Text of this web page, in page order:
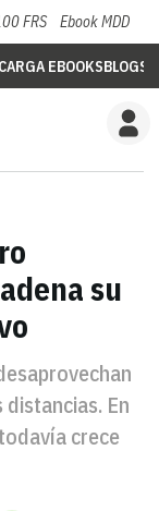
FRS Ebook MDD
EBOOKSBLOGS
su
En
crece